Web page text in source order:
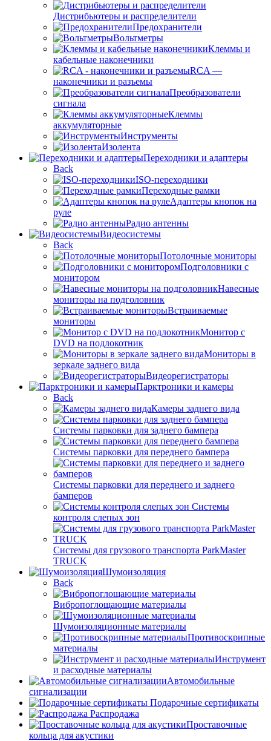
Дистрибьютеры и распределители
Предохранители
Вольтметры
Клеммы и
кабельные наконечники
RCA —
наконечники и разъемы
Преобразователи
сигнала
Клеммы
аккумуляторные
Инструменты
Изолента
Переходники и адаптеры
Back
ISO-переходники
Переходные рамки
Адаптеры кнопок на
руле
Радио антенны
Видеосистемы
Back
Потолочные мониторы
Подголовники с
монитором
Навесные
мониторы на подголовник
Встраиваемые
мониторы
Монитор с
DVD на подлокотник
Мониторы в
зеркале заднего вида
Видеорегистраторы
Парктроники и камеры
Back
Камеры заднего вида
Системы парковки для заднего бампера
Системы парковки для переднего бампера
Системы парковки для переднего и заднего
бамперов
Системы
контроля слепых зон
Системы для грузового транспорта ParkMaster
TRUCK
Шумоизоляция
Back
Вибропоглощающие материалы
Шумоизоляционные материалы
Противоскрипные
материалы
Инструмент
и расходные материалы
Автомобильные
сигнализации
Подарочные сертификаты
Распродажа
Проставочные
кольца для акустики